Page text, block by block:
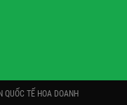
TẾ HOA DOANH